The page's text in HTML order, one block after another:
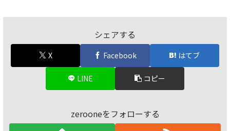
シェアする
X Facebook はてブ
LINE コピー
zerooneをフォローする